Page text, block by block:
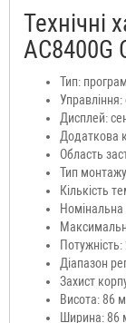
Технічні
АС8400G
Тип:
Дисплей:
Додаткова
Область
Тип
Кількість
Номінальна
Потужність:
Діапазон
Захист
Висота: 86
Ширина: 86